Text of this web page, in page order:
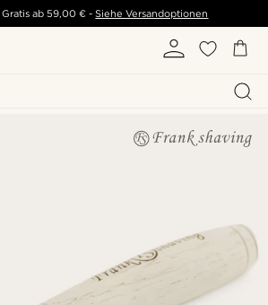
Gratis ab 59,00 € - Siehe Versandoptionen